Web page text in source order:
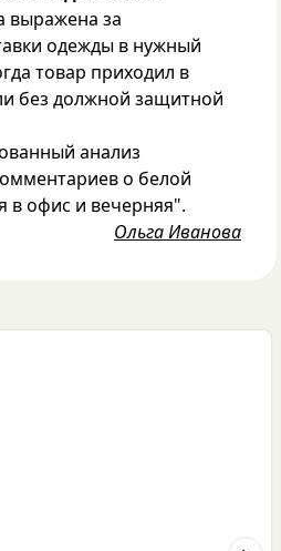
выражена за
одежды в нужный
товар приходил в
без должной защитной
анализ
о белой
в офис и вечерняя".
Ольга Иванова